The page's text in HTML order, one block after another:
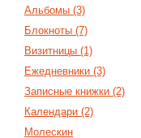
Альбомы (3)
Блокноты (7)
Визитницы (1)
Ежедневники (3)
Записные книжки (2)
Календари (2)
Молескин